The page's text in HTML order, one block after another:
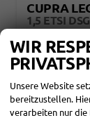
CUPRA
1,5 ETSI
Fahrzeugnr. 858052
32.590,–
incl. 19% MwSt.
WIR
Unsere Website
bereitzustellen.
verarbeiten nur die